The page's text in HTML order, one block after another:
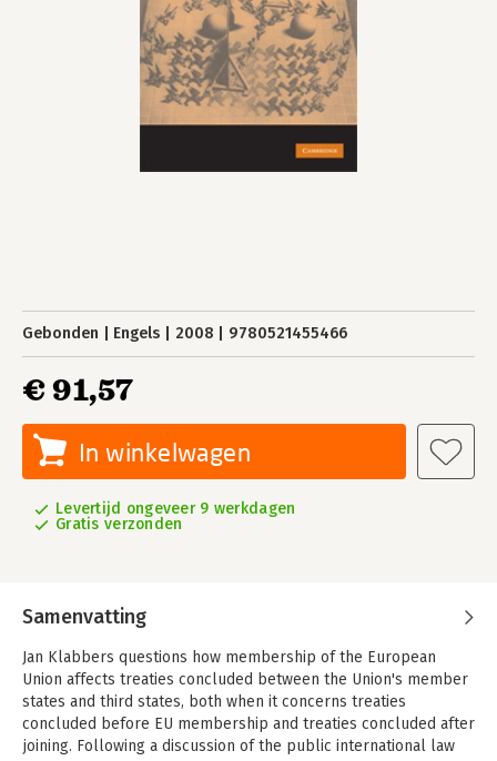
Gebonden Engels 2008 9780521455466
€ 91,57
In winkelwagen
Levertijd ongeveer 9 werkdagen
Gratis verzonden
Samenvatting
Jan Klabbers questions how membership of the European
Union affects treaties concluded between the Union's member
states and third states, both when it concerns treaties
concluded before EU membership and treaties concluded after
joining. Following a discussion of the public international law